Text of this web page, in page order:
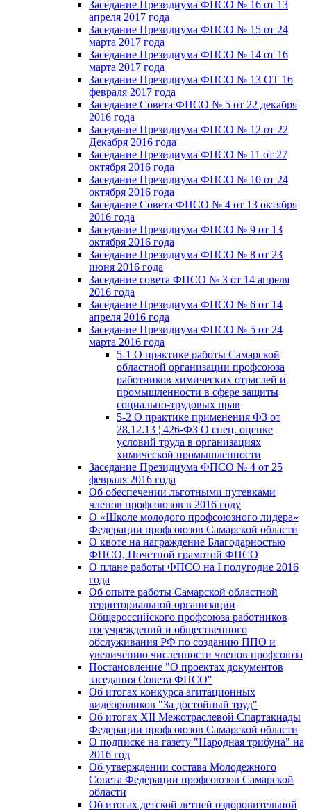
Заседание Президиума ФПСО № 16 от 13
апреля 2017 года
Заседание Президиума ФПСО № 15 от 24
марта 2017 года
Заседание Президиума ФПСО № 14 от 16
марта 2017 года
Заседание Президиума ФПСО № 13 ОТ 16
февраля 2017 года
Заседание Совета ФПСО № 5 от 22 декабря
2016 года
Заседание Президиума ФПСО № 12 от 22
Декабря 2016 года
Заседание Президиума ФПСО № 11 от 27
октября 2016 года
Заседание Президиума ФПСО № 10 от 24
октября 2016 года
Заседание Совета ФПСО № 4 от 13 октября
2016 года
Заседание Президиума ФПСО № 9 от 13
октября 2016 года
Заседание Президиума ФПСО № 8 от 23
июня 2016 года
Заседание совета ФПСО № 3 от 14 апреля
2016 года
Заседание Президиума ФПСО № 6 от 14
апреля 2016 года
Заседание Президиума ФПСО № 5 от 24
марта 2016 года
5-1 О практике работы Самарской
областной организации профсоюза
работников химических отраслей и
промышленности в сфере защиты
социально-трудовых прав
5-2 О практике применения ФЗ от
28.12.13 ¦ 426-ФЗ О спец. оценке
условий труда в организациях
химической промышленности
Заседание Президиума ФПСО № 4 от 25
февраля 2016 года
Об обеспечении льготными путевками
членов профсоюзов в 2016 году
О «Школе молодого профсоюзного лидера»
Федерации профсоюзов Самарской области
О квоте на награждение Благодарностью
ФПСО, Почетной грамотой ФПСО
О плане работы ФПСО на I полугодие 2016
года
Об опыте работы Самарской областной
территориальной организации
Общероссийского профсоюза работников
госучреждений и общественного
обслуживания РФ по созданию ППО и
увеличению численности членов профсоюза
Постановление "О проектах документов
заседания Совета ФПСО"
Об итогах конкурса агитационных
видеороликов "За достойный труд"
Об итогах XII Межотраслевой Спартакиады
Федерации профсоюзов Самарской области
О подписке на газету "Народная трибуна" на
2016 год
Об утверждении состава Молодежного
Совета Федерации профсоюзов Самарской
области
Об итогах детской летней оздоровительной